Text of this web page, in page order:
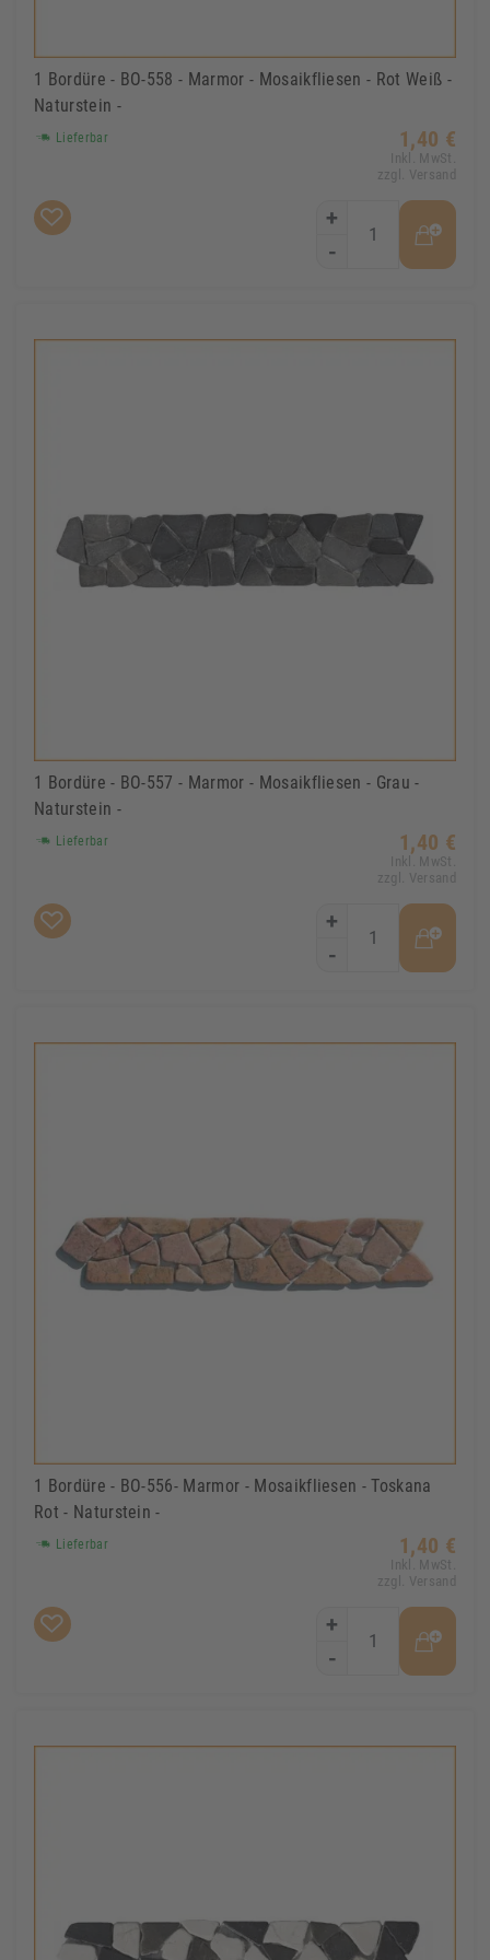
1 Bordüre - BO-558 - Marmor - Mosaikfliesen - Rot Weiß -
Naturstein -
Lieferbar 1,40 €
Inkl. MwSt.
zzgl. Versand
+
-
1 Bordüre - BO-557 - Marmor - Mosaikfliesen - Grau -
Naturstein -
Lieferbar 1,40 €
Inkl. MwSt.
zzgl. Versand
+
-
1 Bordüre - BO-556- Marmor - Mosaikfliesen - Toskana
Rot - Naturstein -
Lieferbar 1,40 €
Inkl. MwSt.
zzgl. Versand
+
-